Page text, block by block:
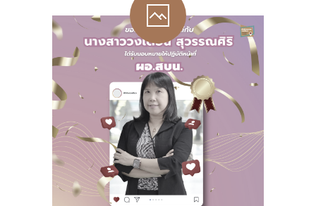
-- คณะอนุกรรมการ 6 คณะ
-- ทีมงาน สบน.